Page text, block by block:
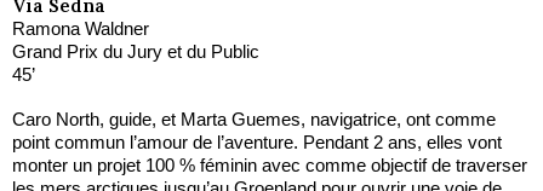
Via Sedna
Ramona Waldner
Grand Prix du Jury et du Public
45’
Caro North, guide, et Marta Guemes, navigatrice, ont comme
point commun l’amour de l’aventure. Pendant 2 ans, elles vont
monter un projet 100 % féminin avec comme objectif de traverser